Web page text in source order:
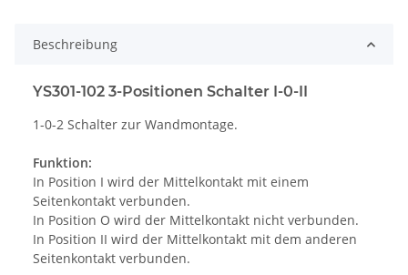
Beschreibung
YS301-102 3-Positionen Schalter I-0-II
1-0-2 Schalter zur Wandmontage.
Funktion:
In Position I wird der Mittelkontakt mit einem
Seitenkontakt verbunden.
In Position O wird der Mittelkontakt nicht verbunden.
In Position II wird der Mittelkontakt mit dem anderen
Seitenkontakt verbunden.